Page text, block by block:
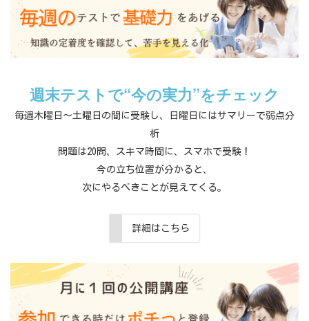
週末テストで“今の実力”をチェック
毎週木曜日～土曜日の間に受験し、日曜日にはサマリーで弱点分
析
問題は20問、スキマ時間に、スマホで受験！
今の立ち位置が分かると、
次にやるべきことが見えてくる。
詳細はこちら